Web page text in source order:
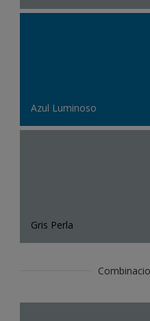
Azul Luminoso
Gris Perla